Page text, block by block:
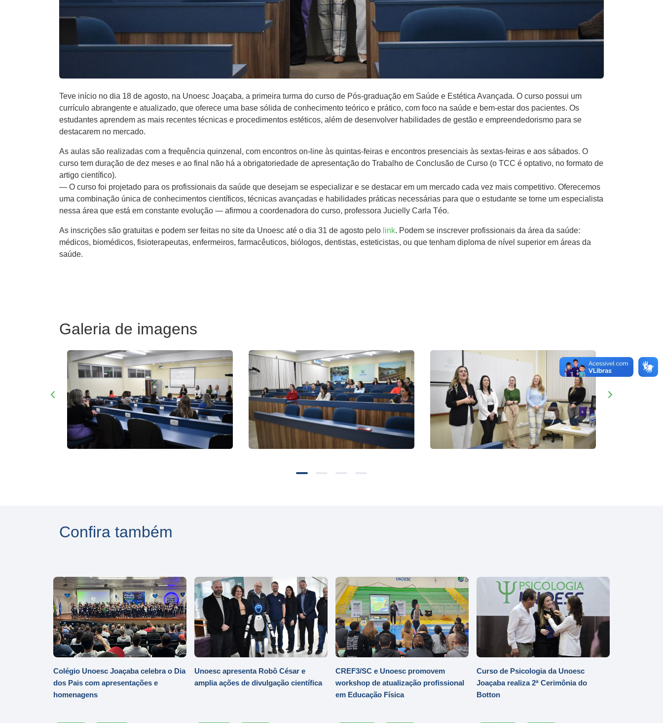
Teve início no dia 18 de agosto, na Unoesc Joaçaba, a primeira turma do curso de Pós-graduação em Saúde e Estética Avançada. O curso possui um
currículo abrangente e atualizado, que oferece uma base sólida de conhecimento teórico e prático, com foco na saúde e bem-estar dos pacientes. Os
estudantes aprendem as mais recentes técnicas e procedimentos estéticos, além de desenvolver habilidades de gestão e empreendedorismo para se
destacarem no mercado.
As aulas são realizadas com a frequência quinzenal, com encontros on-line às quintas-feiras e encontros presenciais às sextas-feiras e aos sábados. O
curso tem duração de dez meses e ao final não há a obrigatoriedade de apresentação do Trabalho de Conclusão de Curso (o TCC é optativo, no formato de
artigo científico).
— O curso foi projetado para os profissionais da saúde que desejam se especializar e se destacar em um mercado cada vez mais competitivo. Oferecemos
uma combinação única de conhecimentos científicos, técnicas avançadas e habilidades práticas necessárias para que o estudante se torne um especialista
nessa área que está em constante evolução — afirmou a coordenadora do curso, professora Jucielly Carla Téo.
As inscrições são gratuitas e podem ser feitas no site da Unoesc até o dia 31 de agosto pelo link. Podem se inscrever profissionais da área da saúde:
médicos, biomédicos, fisioterapeutas, enfermeiros, farmacêuticos, biólogos, dentistas, esteticistas, ou que tenham diploma de nível superior em áreas da
saúde.
Galeria de imagens
Confira também
Colégio Unoesc Joaçaba celebra o Dia
dos Pais com apresentações e
homenagens
Unoesc apresenta Robô César e
amplia ações de divulgação científica
CREF3/SC e Unoesc promovem
workshop de atualização profissional
em Educação Física
Curso de Psicologia da Unoesc
Joaçaba realiza 2ª Cerimônia do
Botton